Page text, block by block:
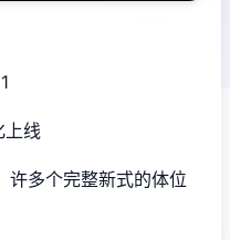
上线
许多个完整新式的体位